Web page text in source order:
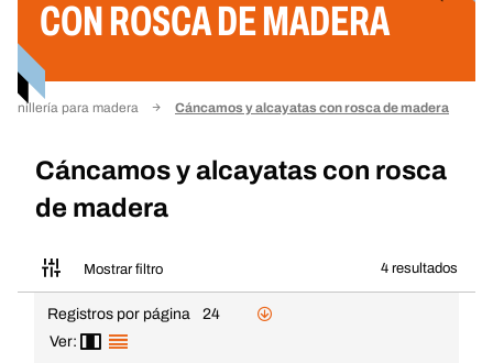
CON ROSCA DE MADERA
Tornillería para madera Cáncamos y alcayatas con rosca de madera
Cáncamos y alcayatas con rosca
de madera
Mostrar filtro 4 resultados
Registros por página
24
Ver: